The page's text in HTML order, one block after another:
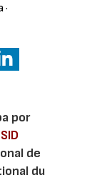
·
por
SID
de
du